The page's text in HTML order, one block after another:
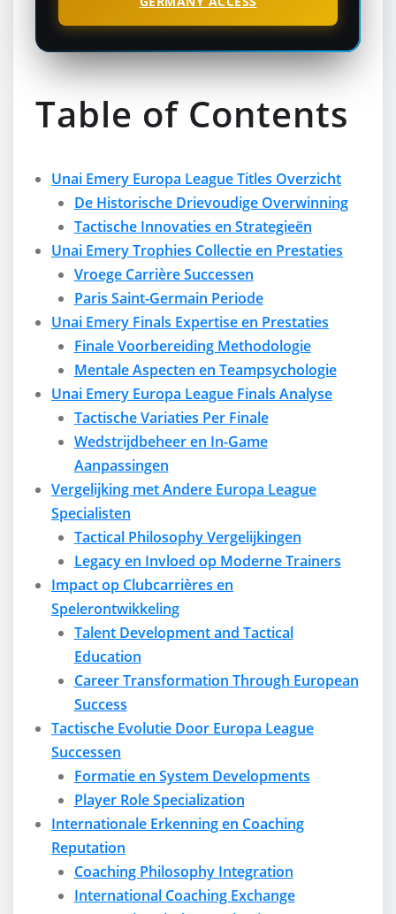
Table of Contents
Unai Emery Europa League Titles Overzicht
De Historische Drievoudige Overwinning
Tactische Innovaties en Strategieën
Unai Emery Trophies Collectie en Prestaties
Vroege Carrière Successen
Paris Saint-Germain Periode
Unai Emery Finals Expertise en Prestaties
Finale Voorbereiding Methodologie
Mentale Aspecten en Teampsychologie
Unai Emery Europa League Finals Analyse
Tactische Variaties Per Finale
Wedstrijdbeheer en In-Game
Aanpassingen
Vergelijking met Andere Europa League
Specialisten
Tactical Philosophy Vergelijkingen
Legacy en Invloed op Moderne Trainers
Impact op Clubcarrières en
Spelerontwikkeling
Talent Development and Tactical
Education
Career Transformation Through European
Success
Tactische Evolutie Door Europa League
Successen
Formatie en System Developments
Player Role Specialization
Internationale Erkenning en Coaching
Reputation
Coaching Philosophy Integration
International Coaching Exchange